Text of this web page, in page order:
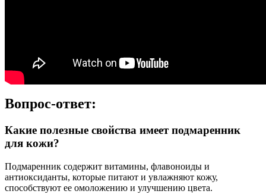
Вопрос-ответ:
Какие полезные свойства имеет подмаренник
для кожи?
Подмаренник содержит витамины, флавоноиды и
антиоксиданты, которые питают и увлажняют кожу,
способствуют ее омоложению и улучшению цвета.